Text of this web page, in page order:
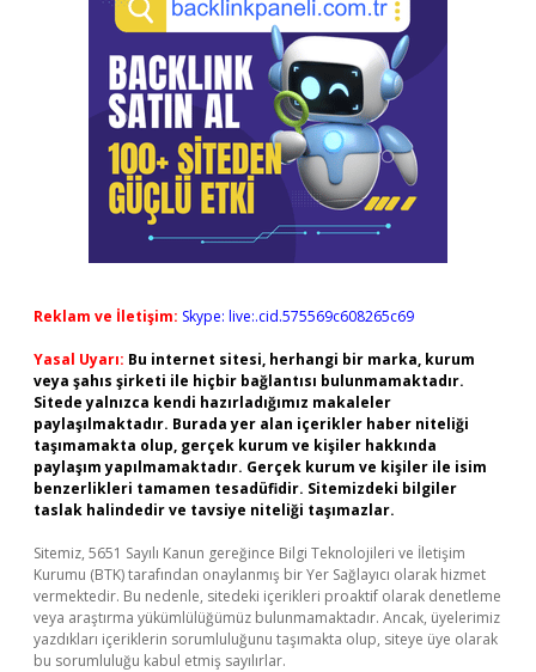
Reklam ve İletişim: Skype: live:.cid.575569c608265c69
Yasal Uyarı: Bu internet sitesi, herhangi bir marka, kurum
veya şahıs şirketi ile hiçbir bağlantısı bulunmamaktadır.
Sitede yalnızca kendi hazırladığımız makaleler
paylaşılmaktadır. Burada yer alan içerikler haber niteliği
taşımamakta olup, gerçek kurum ve kişiler hakkında
paylaşım yapılmamaktadır. Gerçek kurum ve kişiler ile isim
benzerlikleri tamamen tesadüfidir. Sitemizdeki bilgiler
taslak halindedir ve tavsiye niteliği taşımazlar.
Sitemiz, 5651 Sayılı Kanun gereğince Bilgi Teknolojileri ve İletişim
Kurumu (BTK) tarafından onaylanmış bir Yer Sağlayıcı olarak hizmet
vermektedir. Bu nedenle, sitedeki içerikleri proaktif olarak denetleme
veya araştırma yükümlülüğümüz bulunmamaktadır. Ancak, üyelerimiz
yazdıkları içeriklerin sorumluluğunu taşımakta olup, siteye üye olarak
bu sorumluluğu kabul etmiş sayılırlar.